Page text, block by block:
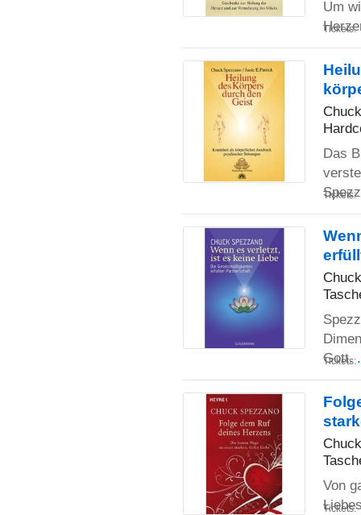
Um
Tickets:
Das
Tickets:
Gott.
Tickets:
Von
Tickets: